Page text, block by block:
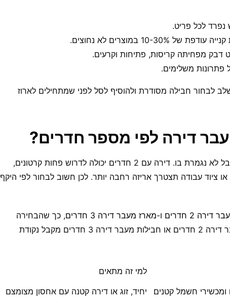
נפרד לכל פריט.
במוצרים לא נחוצים.
דבק מפחיתה קריסות, פתיחות וקרעים.
פתרונות משלימים.
לבחור חבילה מסודרת ולהוסיף לסל לפני שמתחילים לארוז
דירה לפי מספר חדרים?
הבחירה הנכונה מתחילה במספר החדרים, אבל לא נגמרת בו. דירה עם 2 חדרים יכולה לדרוש פחות קרטונים,
מטבח או ציוד עבודה תצטרך אריזה רחבה יותר. לכן חשוב לבחור לפי היקף
2 חדרים ו-מארז מעבר דירה 3 חדרים
, כך שהבחירה
נעשית פשוטה יותר. מי שמחפש חבילות מעבר דירה 2 חדרים או חבילות מעבר דירה 3 חדרים מקבל נקודת
למי זה מתאים
חשמל קטנים
יחיד, זוג או דירה קטנה עם אחסון מצומצם